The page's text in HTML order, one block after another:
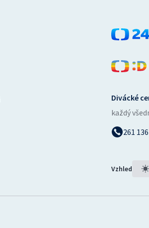
Divácké
každý
261
Vzhled